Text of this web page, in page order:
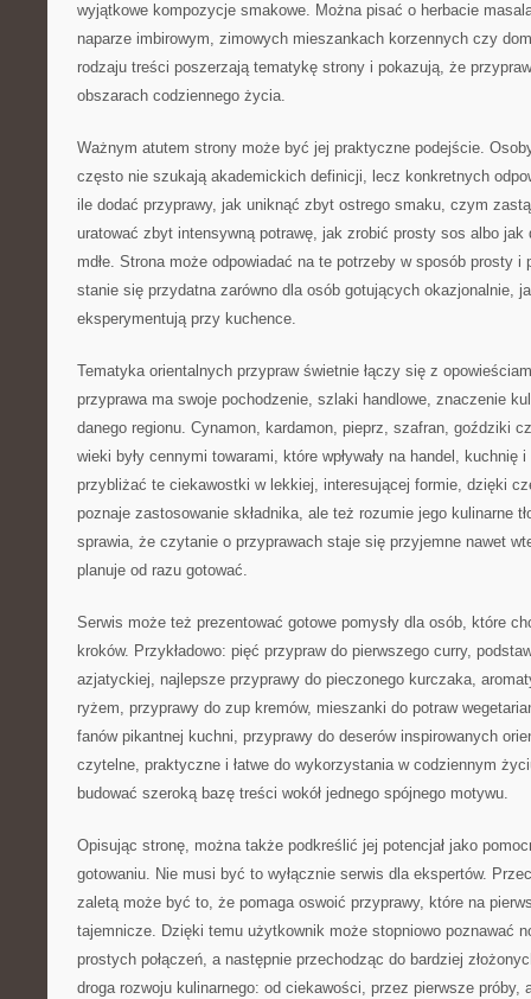
wyjątkowe kompozycje smakowe. Można pisać o herbacie
naparze imbirowym, zimowych mieszankach korzennych czy
rodzaju treści poszerzają tematykę strony i pokazują, że
obszarach codziennego życia.
Ważnym atutem strony może być jej praktyczne podejście.
często nie szukają akademickich definicji, lecz konkretnych
ile dodać przyprawy, jak uniknąć zbyt ostrego smaku, czym
uratować zbyt intensywną potrawę, jak zrobić prosty sos albo jak
mdłe. Strona może odpowiadać na te potrzeby w sposób prosty
stanie się przydatna zarówno dla osób gotujących okazjonalnie,
eksperymentują przy kuchence.
Tematyka orientalnych przypraw świetnie łączy się z
przyprawa ma swoje pochodzenie, szlaki handlowe, znaczenie
danego regionu. Cynamon, kardamon, pieprz, szafran, goździki
wieki były cennymi towarami, które wpływały na handel, kuchnię
przybliżać te ciekawostki w lekkiej, interesującej formie, dzięki
poznaje zastosowanie składnika, ale też rozumie jego kulinarne
sprawia, że czytanie o przyprawach staje się przyjemne nawet
planuje od razu gotować.
Serwis może też prezentować gotowe pomysły dla osób, które
kroków. Przykładowo: pięć przypraw do pierwszego curry,
azjatyckiej, najlepsze przyprawy do pieczonego kurczaka,
ryżem, przyprawy do zup kremów, mieszanki do potraw
fanów pikantnej kuchni, przyprawy do deserów inspirowanych
czytelne, praktyczne i łatwe do wykorzystania w codziennym
budować szeroką bazę treści wokół jednego spójnego motywu.
Opisując stronę, można także podkreślić jej potencjał jako
gotowaniu. Nie musi być to wyłącznie serwis dla ekspertów.
zaletą może być to, że pomaga oswoić przyprawy, które na
tajemnicze. Dzięki temu użytkownik może stopniowo poznawać
prostych połączeń, a następnie przechodząc do bardziej
droga rozwoju kulinarnego: od ciekawości, przez pierwsze próby,